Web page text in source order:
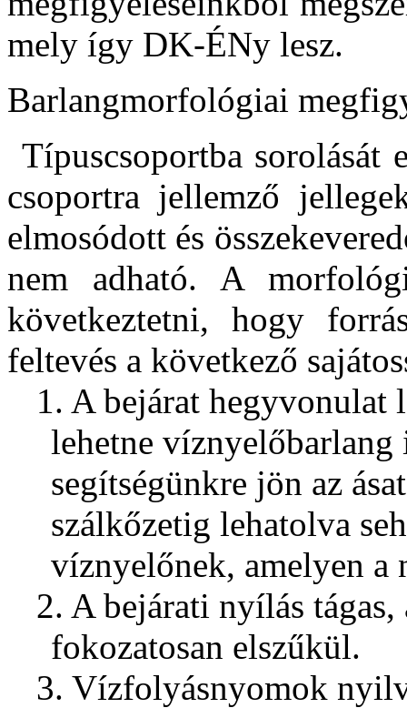
mely így DK-ÉNy lesz.
Barlangmorfológiai
Típuscsoportba sorolását
csoportra jellemző
elmosódott és
nem adható. A
következtetni, hogy
feltevés a következő
1. A bejárat hegyvonulat
lehetne víznyelőbarlang
segítségünkre jön az
szálkőzetig lehatolva
víznyelőnek, amelyen
2. A bejárati nyílás
fokozatosan elszűkül.
3. Vízfolyásnyomok